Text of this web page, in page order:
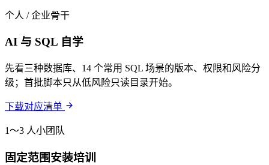
个人 / 企业骨干
AI 与 SQL 自学
先看三种数据库、14 个常用 SQL 场景的版本、权限和风险分
级；首批脚本只从低风险只读目录开始。
下载对应清单
1～3 人小团队
固定范围安装培训